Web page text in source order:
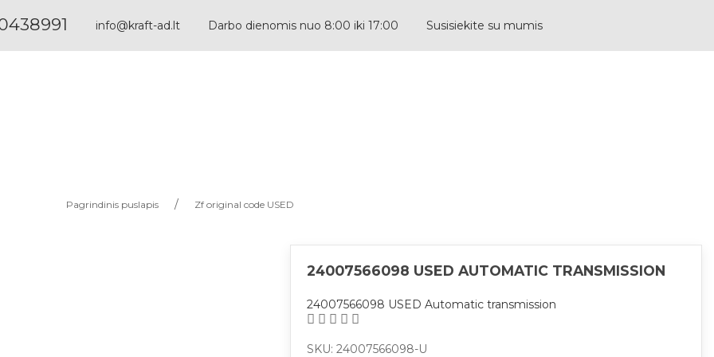
info@kraft-ad.lt Darbo dienomis nuo 8:00 iki 17:00 Susisiekite su mumis
Pagrindinis puslapis Zf original code USED
24007566098 USED AUTOMATIC TRANSMISSION
24007566098 USED Automatic transmission
SKU: 24007566098-U